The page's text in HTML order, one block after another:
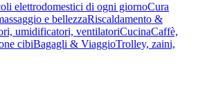
elettrodomestici di ogni giornoCura
e bellezzaRiscaldamento &
umidificatori, ventilatoriCucinaCaffè,
cibiBagagli & ViaggioTrolley, zaini,